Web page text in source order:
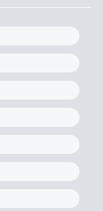
の使用について
ィ
費留学生
大学で学ぶ)
講生
ア